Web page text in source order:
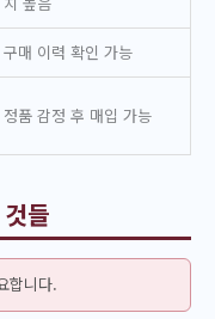
구매 이력 확인 가능
정품 감정 후 매입 가능
들
합니다.